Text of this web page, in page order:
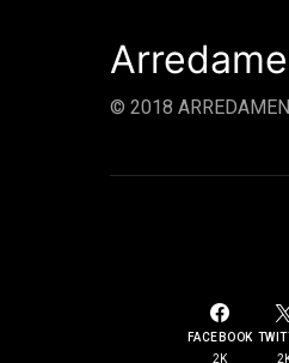
© 2018
FACEBOOK
2K